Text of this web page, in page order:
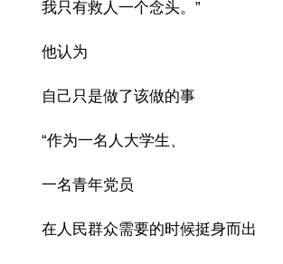
我只有救人一个念头。”
他认为
自己只是做了该做的事
“作为一名人大学生、
一名青年党员
在人民群众需要的时候挺身而出